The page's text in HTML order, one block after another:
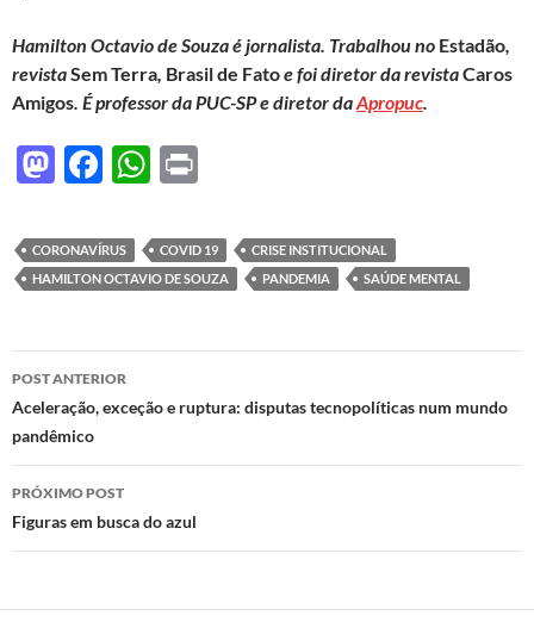
Hamilton Octavio de Souza é jornalista. Trabalhou no Estadão,
revistaSem Terra, Brasil de Fatoe foi diretor da revistaCaros
Amigos. É professor da PUC-SP e diretor daApropuc.
M
to
d
n
F
e
b
o
k
W
at
s
p
p
nt
CORONAVÍRUS COVID 19
CRISE INSTITUCIONAL
HAMILTON OCTAVIO DE SOUZA
PANDEMIA SAÚDE MENTAL
Navegação
de
posts
POST ANTERIOR
Aceleração, exceção e ruptura: disputas tecnopolíticas num mundo
pandêmico
PRÓXIMO POST
Figuras em busca do azul